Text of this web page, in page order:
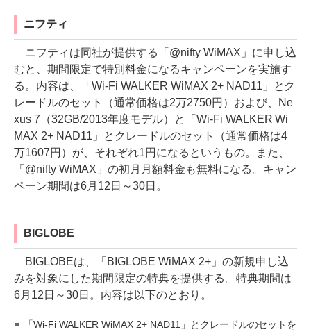
ニフティ
ニフティは同社が提供する「@nifty WiMAX」に申し込
むと、期間限定で特別料金になるキャンペーンを実施す
る。内容は、「Wi-Fi WALKER WiMAX 2+ NAD11」とク
レードルのセット（通常価格は2万2750円）および、Ne
xus 7（32GB/2013年度モデル）と「Wi-Fi WALKER Wi
MAX 2+ NAD11」とクレードルのセット（通常価格は4
万1607円）が、それぞれ1円になるというもの。また、
「@nifty WiMAX」の初月月額料金も無料になる。キャン
ペーン期間は6月12日～30日。
BIGLOBE
BIGLOBEは、「BIGLOBE WiMAX 2+」の新規申し込
みを対象にした期間限定の特典を提供する。特典期間は
6月12日～30日。内容は以下のとおり。
「Wi-Fi WALKER WiMAX 2+ NAD11」とクレードルのセットを